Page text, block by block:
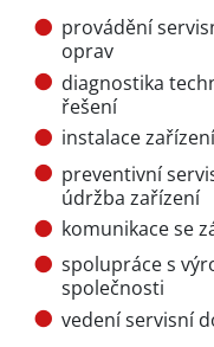
provádění
oprav
diagnostika
řešení
instalace
preventivní
údržba zařízení
komunikace se
spolupráce s
společnosti
vedení servisní